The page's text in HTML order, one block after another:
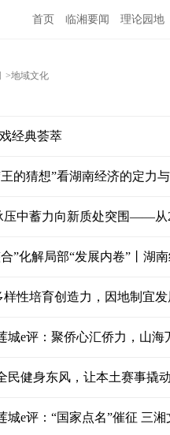
首页 临湘要闻 理论园地
>地域文化
经典荟萃
的猜想”看湖南经济的定力
压中蓄力向新质处突围——从
”化解局部“发展内卷”丨湖
样性培育创造力，因地制宜
城e评：聚侨心汇侨力，山海
民健身东风，让本土赛事撬
城e评：“国家点名”催征 三湘